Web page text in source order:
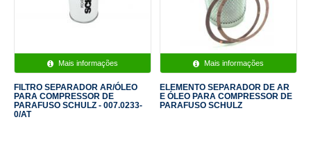
Mais informações
FILTRO SEPARADOR AR/ÓLEO
PARA COMPRESSOR DE
PARAFUSO SCHULZ - 007.0233-
0/AT
Mais informações
ELEMENTO SEPARADOR DE AR
E ÓLEO PARA COMPRESSOR DE
PARAFUSO SCHULZ